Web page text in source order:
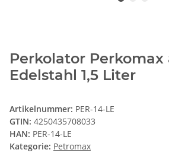
Perkolator Perkomax
Edelstahl 1,5 Liter
Artikelnummer: PER-14-LE
GTIN: 4250435708033
HAN: PER-14-LE
Kategorie: Petromax